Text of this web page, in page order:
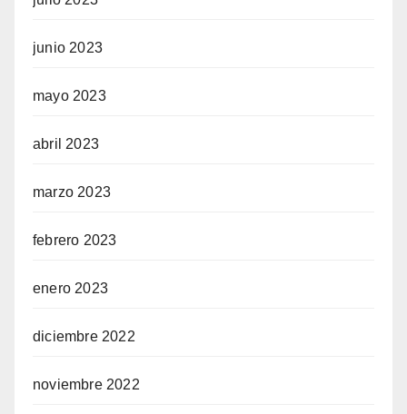
junio 2023
mayo 2023
abril 2023
marzo 2023
febrero 2023
enero 2023
diciembre 2022
noviembre 2022